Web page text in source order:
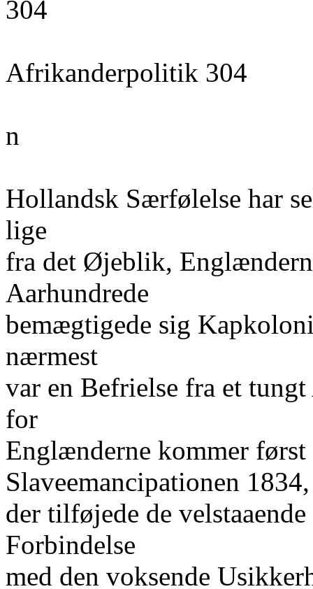
304
Afrikanderpolitik 304
n
Hollandsk Særfølelse har
lige
fra det Øjeblik,
Aarhundrede
bemægtigede sig
nærmest
var en Befrielse fra et
for
Englænderne kommer
Slaveemancipationen 1834,
der tilføjede de
Forbindelse
med den voksende